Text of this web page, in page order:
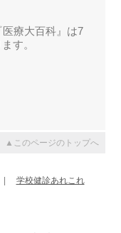
療大百科』は7
す。
▲このページのトップへ
学校健診あれこれ